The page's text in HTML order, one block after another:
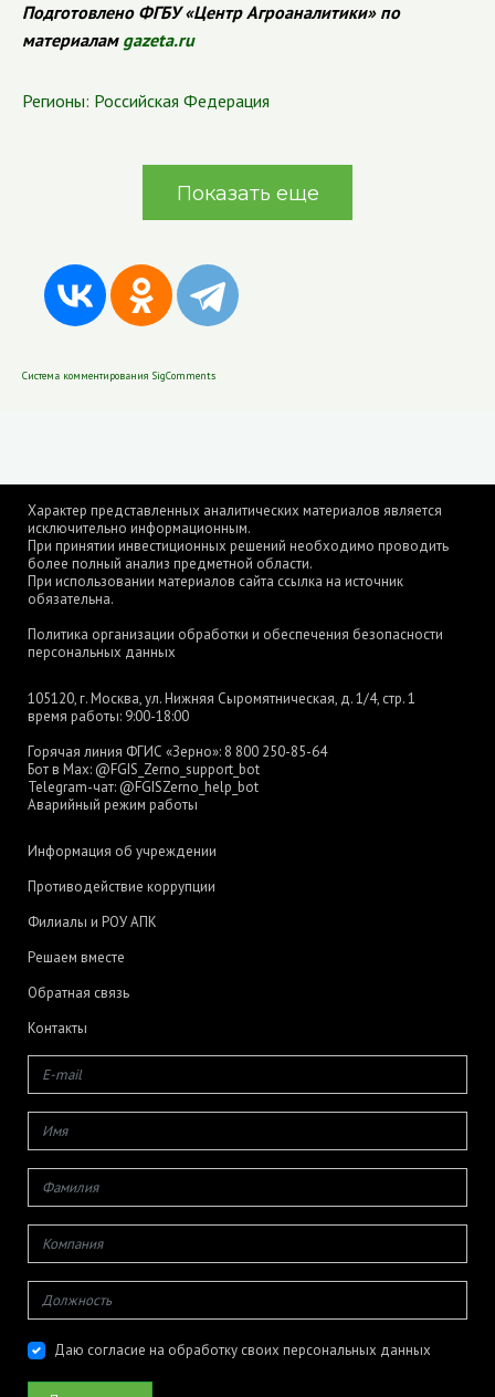
Подготовлено ФГБУ «Центр Агроаналитики» по
материалам gazeta.ru
Регионы: Российская Федерация
Показать еще
Система комментирования SigComments
Характер представленных аналитических материалов является
исключительно информационным.
При принятии инвестиционных решений необходимо проводить
более полный анализ предметной области.
При использовании материалов сайта ссылка на источник
обязательна.
Политика организации обработки и обеспечения безопасности
персональных данных
105120, г. Москва, ул. Нижняя Сыромятническая, д. 1/4, стр. 1
время работы: 9:00-18:00
Горячая линия ФГИС «Зерно»: 8 800 250-85-64
Бот в Max: @FGIS_Zerno_support_bot
Telegram-чат: @FGISZerno_help_bot
Аварийный режим работы
Информация об учреждении
Противодействие коррупции
Филиалы и РОУ АПК
Решаем вместе
Обратная связь
Контакты
Даю согласие на обработку своих персональных данных